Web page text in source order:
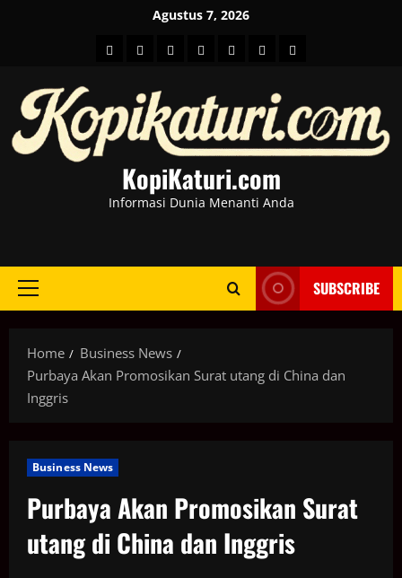
Agustus 7, 2026
HOMEBeritahot
BusinessKesehatan
SportEntertainment
KopiKaturi.com
Informasi Dunia Menanti Anda
Primary
SUBSCRIBE
Home
Business News
Purbaya Akan Promosikan Surat utang di China dan
Inggris
Business News
Purbaya Akan Promosikan Surat
utang di China dan Inggris